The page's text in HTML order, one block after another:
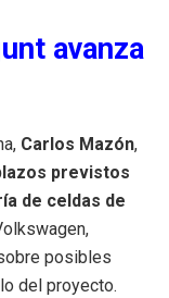
avanza
Carlos Mazón,
previstos
de celdas de
posibles
del proyecto.